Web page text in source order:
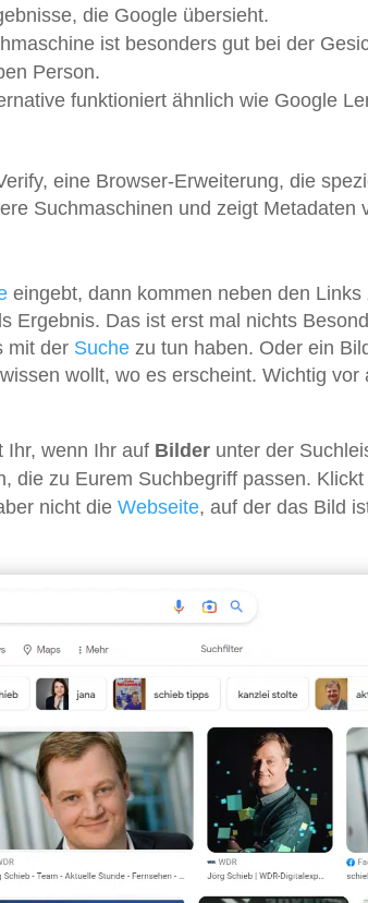
die Google übersieht.
ist besonders gut bei der
Person.
funktioniert ähnlich wie Google
eine Browser-Erweiterung, die
Suchmaschinen und zeigt Metadaten
eingebt, dann kommen neben den
Ergebnis. Das ist erst mal nichts
mit der Suche zu tun haben. Oder ein
wollt, wo es erscheint. Wichtig vor
Ihr, wenn Ihr auf Bilder unter der
die zu Eurem Suchbegriff passen.
nicht die Webseite, auf der das Bild